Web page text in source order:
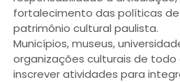
fortalecimento das políticas
patrimônio cultural paulista.
Municípios, museus,
organizações culturais de todo
inscrever atividades para